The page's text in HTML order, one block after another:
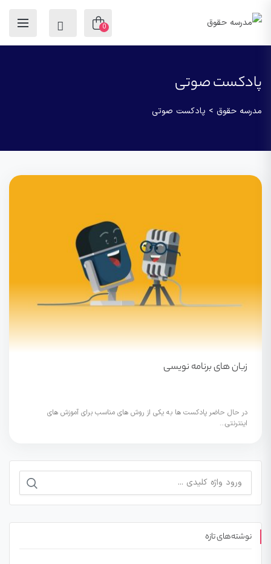
0
پادکست صوتی
مدرسه حقوق > پادکست صوتی
زبان های برنامه نویسی
در حال حاضر پادکست ها به یکی از روش های مناسب برای آموزش های
اینترنتی...
جستجو
نوشته‌های تازه